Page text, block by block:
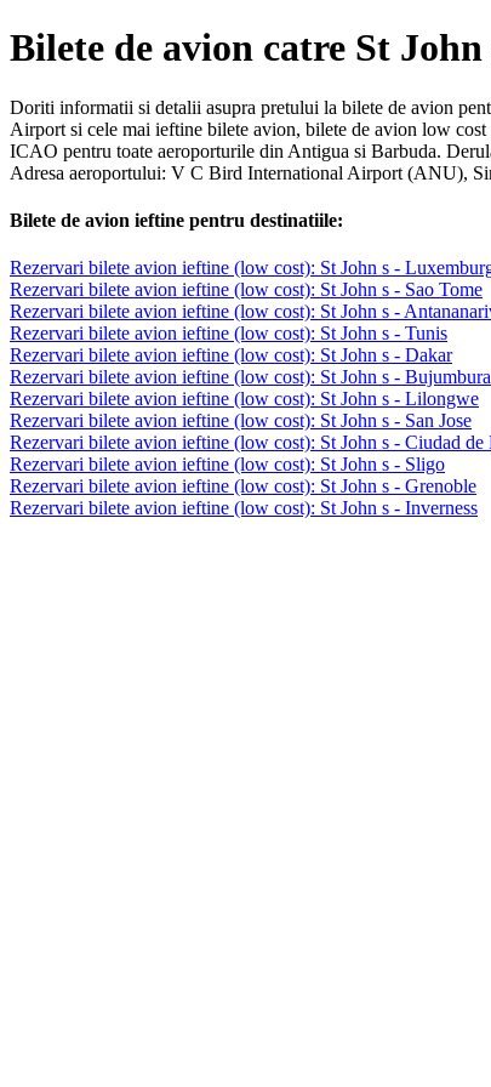
Bilete de avion catre St
Doriti informatii si detalii asupra pretului la bilete de avion
Airport si cele mai ieftine bilete avion, bilete de avion low
ICAO pentru toate aeroporturile din Antigua si Barbuda.
Adresa aeroportului: V C Bird International Airport (ANU),
Bilete de avion ieftine pentru destinatiile:
Rezervari bilete avion ieftine (low cost): St John s -
Rezervari bilete avion ieftine (low cost): St John s - Sao Tome
Rezervari bilete avion ieftine (low cost): St John s -
Rezervari bilete avion ieftine (low cost): St John s - Tunis
Rezervari bilete avion ieftine (low cost): St John s - Dakar
Rezervari bilete avion ieftine (low cost): St John s - Bujumbura
Rezervari bilete avion ieftine (low cost): St John s - Lilongwe
Rezervari bilete avion ieftine (low cost): St John s - San Jose
Rezervari bilete avion ieftine (low cost): St John s - Ciudad de
Rezervari bilete avion ieftine (low cost): St John s - Sligo
Rezervari bilete avion ieftine (low cost): St John s - Grenoble
Rezervari bilete avion ieftine (low cost): St John s - Inverness